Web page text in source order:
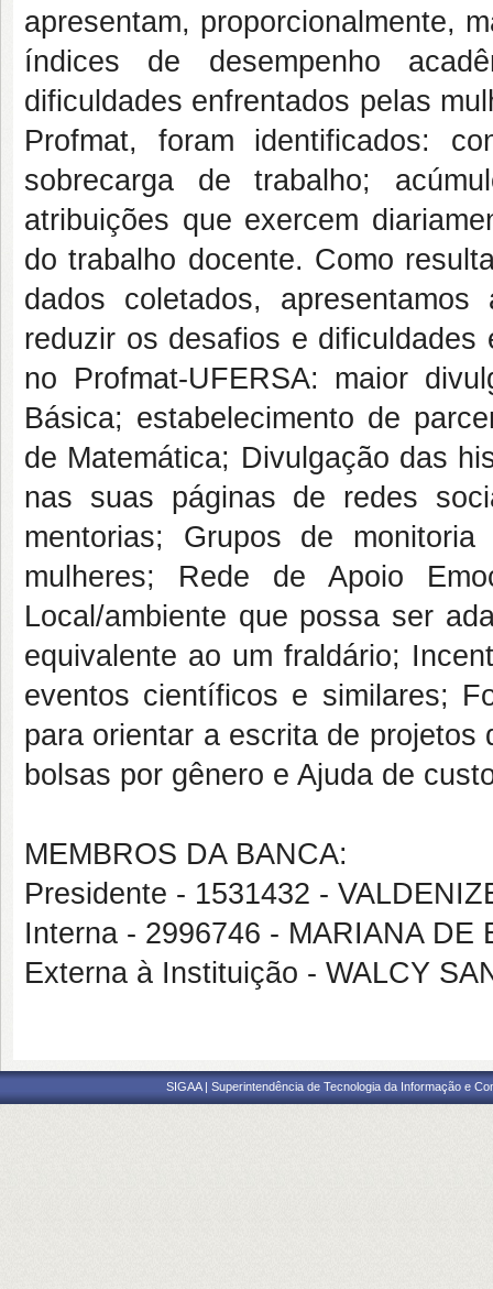
apresentam, proporcionalmente,
índices de desempenho
dificuldades enfrentados pelas
Profmat, foram identificados:
sobrecarga de trabalho;
atribuições que exercem
do trabalho docente. Como
dados coletados,
reduzir os desafios e
no Profmat-UFERSA: maior
Básica; estabelecimento de
de Matemática; Divulgação das
nas suas páginas de redes
mentorias; Grupos de
mulheres; Rede de Apoio
Local/ambiente que possa ser
equivalente ao um fraldário;
eventos científicos e similares;
para orientar a escrita de
bolsas por gênero e Ajuda de
MEMBROS DA BANCA:
Presidente - 1531432 -
Interna - 2996746 - MARIANA DE
Externa à Instituição - WALCY
SIGAA | Superintendência de Tecnologia da Informação e